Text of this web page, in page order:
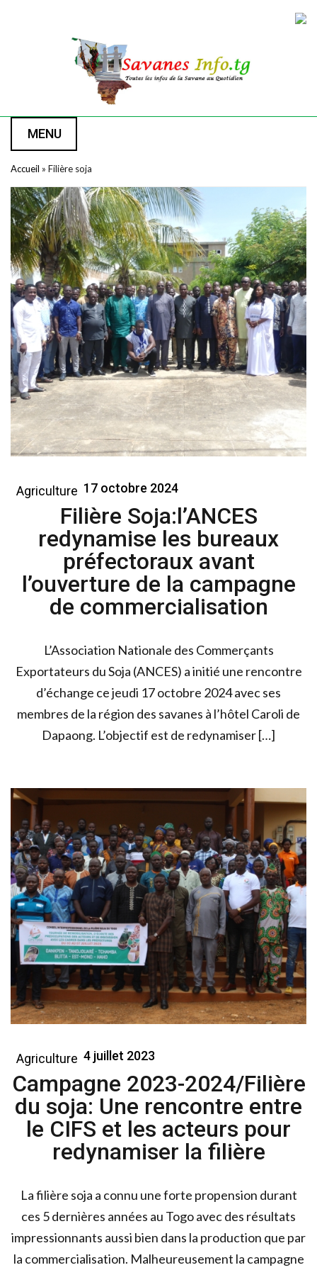
MENU
Accueil » Filière soja
Agriculture 17 octobre 2024
Filière Soja:l’ANCES
redynamise les bureaux
préfectoraux avant
l’ouverture de la campagne
de commercialisation
L’Association Nationale des Commerçants
Exportateurs du Soja (ANCES) a initié une rencontre
d’échange ce jeudi 17 octobre 2024 avec ses
membres de la région des savanes à l’hôtel Caroli de
Dapaong. L’objectif est de redynamiser […]
Agriculture 4 juillet 2023
Campagne 2023-2024/Filière
du soja: Une rencontre entre
le CIFS et les acteurs pour
redynamiser la filière
La filière soja a connu une forte propension durant
ces 5 dernières années au Togo avec des résultats
impressionnants aussi bien dans la production que par
la commercialisation. Malheureusement la campagne